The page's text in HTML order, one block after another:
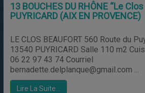
13 BOUCHES DU RHÔNE “Le
PUYRICARD (AIX EN PROVENCE)
LE CLOS BEAUFORT 560 Route du
13540 PUYRICARD Salle 110 m2
06 22 97 43 74 Courriel
bernadette.delplanque@gmail.com ...
Lire La Suite…